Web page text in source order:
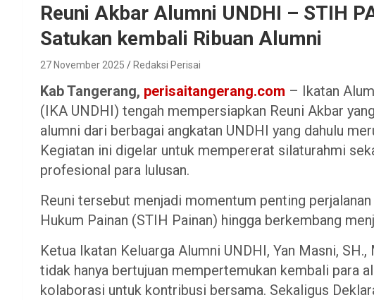
Reuni Akbar Alumni UNDHI – STIH
Satukan kembali Ribuan Alumni
27 November 2025 Redaksi Perisai
Kab Tangerang, perisaitangerang.com – Ikatan
(IKA UNDHI) tengah mempersiapkan Reuni Akbar
alumni dari berbagai angkatan UNDHI yang dahulu
Kegiatan ini digelar untuk mempererat silaturahmi
profesional para lulusan.
Reuni tersebut menjadi momentum penting
Hukum Painan (STIH Painan) hingga berkembang
Ketua Ikatan Keluarga Alumni UNDHI, Yan Masni,
tidak hanya bertujuan mempertemukan kembali para
kolaborasi untuk kontribusi bersama. Sekaligus